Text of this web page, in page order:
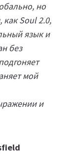
но
как Soul 2.0,
язык и
без
мой
и